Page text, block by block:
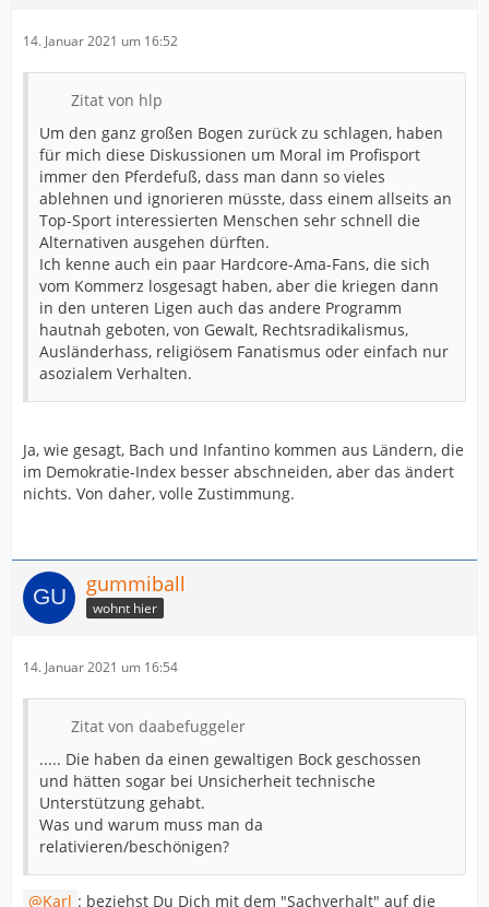
14. Januar 2021 um 16:52
Zitat von hlp
Um den ganz großen Bogen zurück zu schlagen, haben
für mich diese Diskussionen um Moral im Profisport
immer den Pferdefuß, dass man dann so vieles
ablehnen und ignorieren müsste, dass einem allseits an
Top-Sport interessierten Menschen sehr schnell die
Alternativen ausgehen dürften.
Ich kenne auch ein paar Hardcore-Ama-Fans, die sich
vom Kommerz losgesagt haben, aber die kriegen dann
in den unteren Ligen auch das andere Programm
hautnah geboten, von Gewalt, Rechtsradikalismus,
Ausländerhass, religiösem Fanatismus oder einfach nur
asozialem Verhalten.
Ja, wie gesagt, Bach und Infantino kommen aus Ländern, die
im Demokratie-Index besser abschneiden, aber das ändert
nichts. Von daher, volle Zustimmung.
gummiball
wohnt hier
14. Januar 2021 um 16:54
Zitat von daabefuggeler
..... Die haben da einen gewaltigen Bock geschossen
und hätten sogar bei Unsicherheit technische
Unterstützung gehabt.
Was und warum muss man da
relativieren/beschönigen?
Karl : beziehst Du Dich mit dem "Sachverhalt" auf die